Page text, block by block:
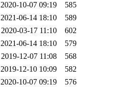
2020-10-07 09:19
585
2021-06-14 18:10
589
2020-03-17 11:10
602
2021-06-14 18:10
579
2019-12-07 11:08
568
2019-12-10 10:09
582
2020-10-07 09:19
576